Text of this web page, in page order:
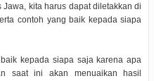
kita harus dapat diletakkan di
contoh yang baik kepada siapa
kepada siapa saja karena apa
saat ini akan menuaikan hasil